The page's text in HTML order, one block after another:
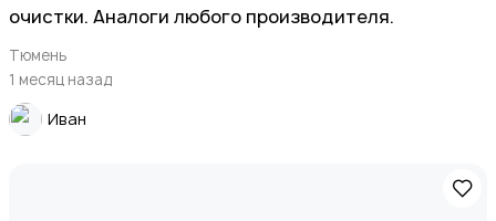
очистки. Аналоги любого производителя.
Тюмень
1 месяц назад
Иван